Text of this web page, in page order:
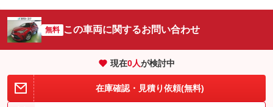
無料 この車両に関するお問い合わせ
現在0人が検討中
在庫確認・見積り依頼(無料)